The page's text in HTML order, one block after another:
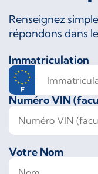
Renseignez
répondons dans
Immatriculation
Numéro VIN
Votre Nom